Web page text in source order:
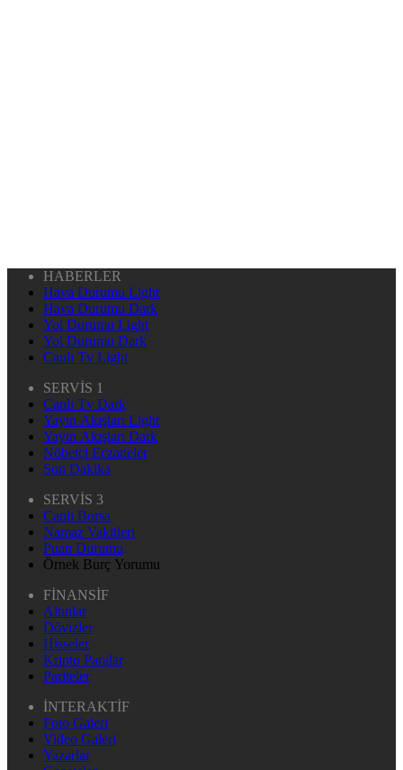
HABERLER
Hava Durumu Light
Hava Durumu Dark
Yol Durumu Light
Yol Durumu Dark
Canlı Tv Light
SERVİS 1
Canlı Tv Dark
Yayın Akışları Light
Yayın Akışları Dark
Nöbetçi Eczaneler
Son Dakika
SERVİS 3
Canlı Borsa
Namaz Vakitleri
Puan Durumu
Örnek Burç Yorumu
FİNANSİF
Altınlar
Dövizler
Hisseler
Kripto Paralar
Pariteler
İNTERAKTİF
Foto Galeri
Video Galeri
Yazarlar